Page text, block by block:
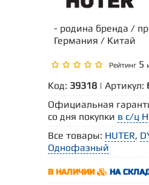
- родина бренда /
Германия / Китай
Рейтинг 5
Код: 39318 | Артикул:
Официальная
со дня покупки в с/ц
Все товары: HUTER,
Однофазный
В НАЛИЧИИ НА